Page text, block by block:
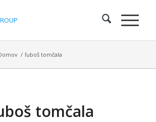
/ ľuboš tomčala
tomčala